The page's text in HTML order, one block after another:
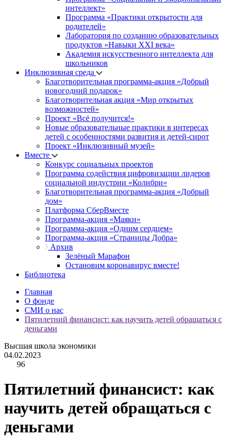
интеллект»
Программа «Практики открытости для
родителей»
Лаборатория по созданию образовательных
продуктов «Навыки XXI века»
Академия искусственного интеллекта для
школьников
Инклюзивная среда
Благотворительная программа-акция «Добрый
новогодний подарок»
Благотворительная акция «Мир открытых
возможностей»
Проект «Всё получится!»
Новые образовательные практики в интересах
детей с особенностями развития и детей-сирот
Проект «Инклюзивный музей»
Вместе
Конкурс социальных проектов
Программа содействия цифровизации лидеров
социальной индустрии «Колибри»
Благотворительная программа-акция «Добрый
дом»
Платформа СберВместе
Программа-акция «Маяки»
Программа-акция «Одним сердцем»
Программа-акция «Страницы Добра»
Архив
Зелёный Марафон
Остановим коронавирус вместе!
Библиотека
Главная
О фонде
СМИ о нас
Пятилетний финансист: как научить детей обращаться с
деньгами
Высшая школа экономики
04.02.2023
96
Пятилетний финансист: как
научить детей обращаться с
деньгами